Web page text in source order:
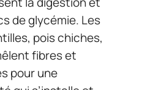
de glycémie. Les
pois chiches,
fibres et
pour une